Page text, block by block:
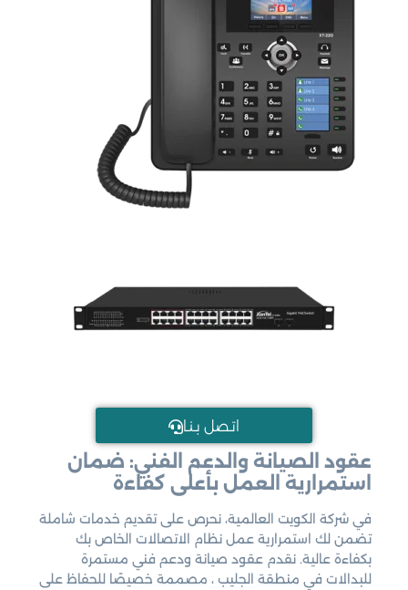
اتـصل بـنـا
عقود الصيانة والدعم الفني: ضمان
استمرارية العمل بأعلى كفاءة
في شركة الكويت العالمية، نحرص على تقديم خدمات شاملة
تضمن لك استمرارية عمل نظام الاتصالات الخاص بك
بكفاءة عالية. نقدم عقود صيانة ودعم فني مستمرة
للبدالات في منطقة الجليب ، مصممة خصيصًا للحفاظ على